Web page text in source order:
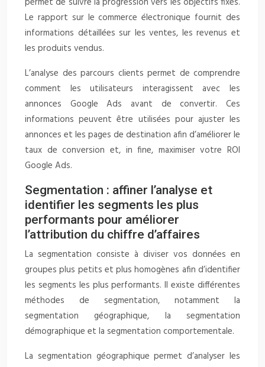
Le rapport sur le commerce électronique fournit des
informations détaillées sur les ventes, les revenus et
les produits vendus.
L’analyse des parcours clients permet de comprendre
comment les utilisateurs interagissent avec les
annonces Google Ads avant de convertir. Ces
informations peuvent être utilisées pour ajuster les
annonces et les pages de destination afin d’améliorer le
taux de conversion et, in fine, maximiser votre ROI
Google Ads.
Segmentation : affiner l’analyse et
identifier les segments les plus
performants pour améliorer
l’attribution du chiffre d’affaires
La segmentation consiste à diviser vos données en
groupes plus petits et plus homogènes afin d’identifier
les segments les plus performants. Il existe différentes
méthodes de segmentation, notamment la
segmentation géographique, la segmentation
démographique et la segmentation comportementale.
La segmentation géographique permet d’analyser les